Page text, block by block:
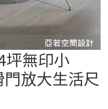
坪無印小
放大生活尺